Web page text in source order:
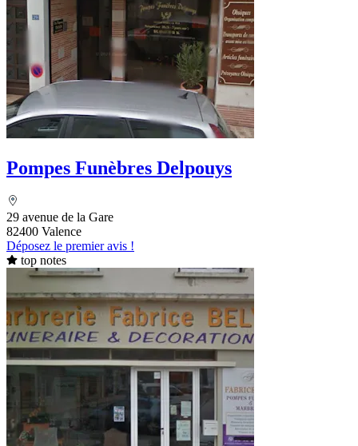
Pompes Funèbres Delpouys
29 avenue de la Gare
82400 Valence
Déposez le premier avis !
top notes